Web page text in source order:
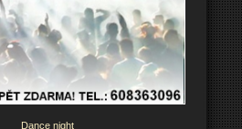
Dance night